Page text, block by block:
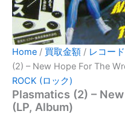
Home / 買取金額 / レコード
(2) – New Hope For The
ROCK (ロック)
Plasmatics (2) –
(LP, Album)